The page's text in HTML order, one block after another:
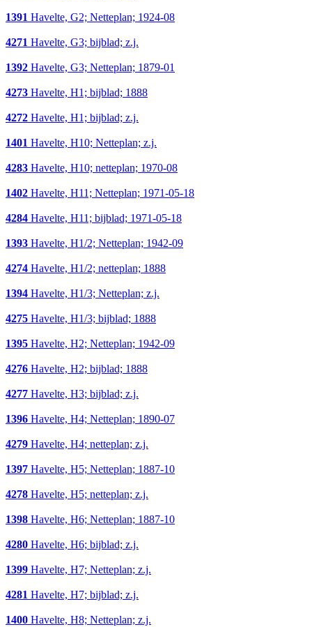
1391 Havelte, G2; Netteplan; 1924-08
4271 Havelte, G3; bijblad; z.j.
1392 Havelte, G3; Netteplan; 1879-01
4273 Havelte, H1; bijblad; 1888
4272 Havelte, H1; bijblad; z.j.
1401 Havelte, H10; Netteplan; z.j.
4283 Havelte, H10; netteplan; 1970-08
1402 Havelte, H11; Netteplan; 1971-05-18
4284 Havelte, H11; bijblad; 1971-05-18
1393 Havelte, H1/2; Netteplan; 1942-09
4274 Havelte, H1/2; netteplan; 1888
1394 Havelte, H1/3; Netteplan; z.j.
4275 Havelte, H1/3; bijblad; 1888
1395 Havelte, H2; Netteplan; 1942-09
4276 Havelte, H2; bijblad; 1888
4277 Havelte, H3; bijblad; z.j.
1396 Havelte, H4; Netteplan; 1890-07
4279 Havelte, H4; netteplan; z.j.
1397 Havelte, H5; Netteplan; 1887-10
4278 Havelte, H5; netteplan; z.j.
1398 Havelte, H6; Netteplan; 1887-10
4280 Havelte, H6; bijblad; z.j.
1399 Havelte, H7; Netteplan; z.j.
4281 Havelte, H7; bijblad; z.j.
1400 Havelte, H8; Netteplan; z.j.